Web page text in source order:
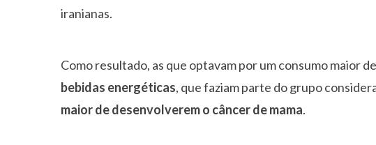
iranianas.
Como resultado, as que optavam por um consumo maior
bebidas energéticas, que faziam parte do grupo
maior de desenvolverem o câncer de mama.